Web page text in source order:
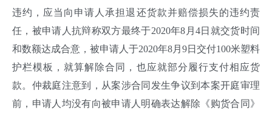
违约，应当向申请人承担退还货款并赔偿损失的违约责
任，被申请人抗辩称双方最终于2020年8月4日就交货时间
和数额达成合意，被申请人于2020年8月9日交付100米塑料
护栏模板，就算解除合同，也应就部分履行支付相应货
款。仲裁庭注意到，从案涉合同发生争议到本案开庭审理
前，申请人均没有向被申请人明确表达解除《购货合同》